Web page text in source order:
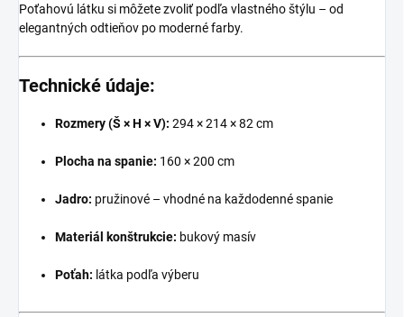
Poťahovú látku si môžete zvoliť podľa vlastného štýlu – od
elegantných odtieňov po moderné farby.
Technické údaje:
Rozmery (Š × H × V): 294 × 214 × 82 cm
Plocha na spanie: 160 × 200 cm
Jadro: pružinové – vhodné na každodenné spanie
Materiál konštrukcie: bukový masív
Poťah: látka podľa výberu